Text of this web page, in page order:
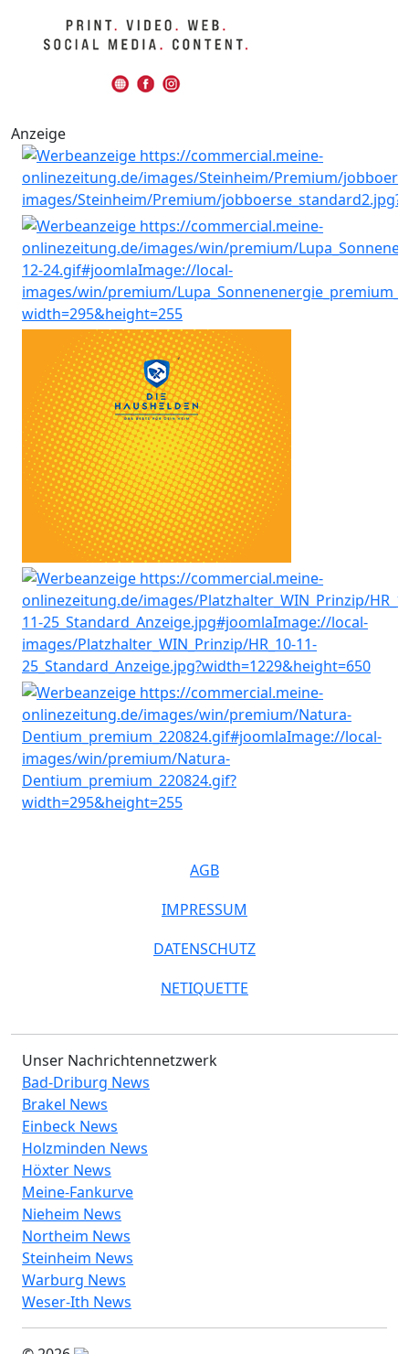
Anzeige
AGB
IMPRESSUM
DATENSCHUTZ
NETIQUETTE
Unser Nachrichtennetzwerk
Bad-Driburg News
Brakel News
Einbeck News
Holzminden News
Höxter News
Meine-Fankurve
Nieheim News
Northeim News
Steinheim News
Warburg News
Weser-Ith News